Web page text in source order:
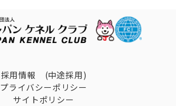
採用情報 (中途採用)
プライバシーポリシー
サイトポリシー